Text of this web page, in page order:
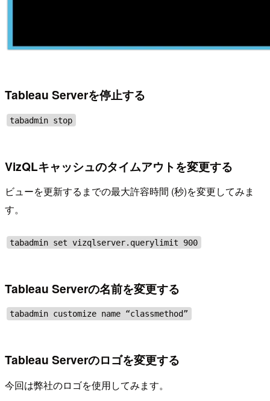
Tableau Serverを停止する
tabadmin stop
VizQLキャッシュのタイムアウトを変更する
ビューを更新するまでの最大許容時間 (秒)を変更してみま
す。
tabadmin set vizqlserver.querylimit 900
Tableau Serverの名前を変更する
tabadmin customize name “classmethod”
Tableau Serverのロゴを変更する
今回は弊社のロゴを使用してみます。